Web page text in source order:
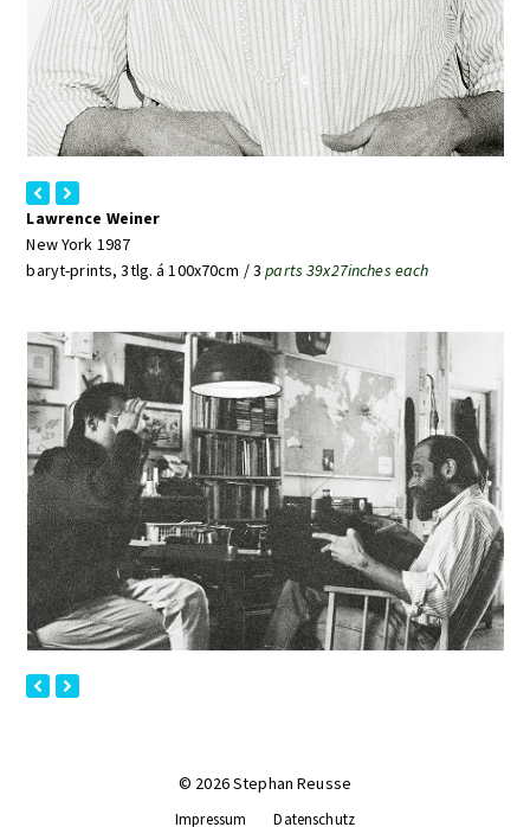
previous
slideslide
Lawrence Weiner
New York 1987
baryt-prints, 3tlg. á 100x70cm / 3 parts 39x27inches each
previous
© 2026 Stephan Reusse
Impressum Datenschutz